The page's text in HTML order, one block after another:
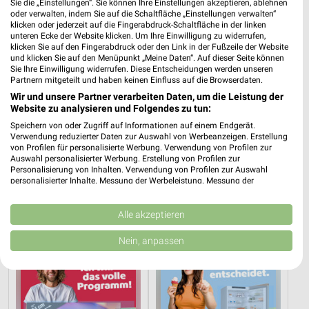
507,99 km
expert TechnoMarkt Angebote in Dachau
Dachau, Deutschland
Elektromärkte Angebote für Rosenheim und
Umgebung
4 Prospekte
ElectronicPartner ElectronicPartner
Sie die „Einstellungen“. Sie können Ihre Einstellungen akzeptieren, ablehnen
oder verwalten, indem Sie auf die Schaltfläche „Einstellungen verwalten“
klicken oder jederzeit auf die Fingerabdruck-Schaltfläche in der linken
unteren Ecke der Website klicken. Um Ihre Einwilligung zu widerrufen,
klicken Sie auf den Fingerabdruck oder den Link in der Fußzeile der Website
und klicken Sie auf den Menüpunkt „Meine Daten“. Auf dieser Seite können
Sie Ihre Einwilligung widerrufen. Diese Entscheidungen werden unseren
Partnern mitgeteilt und haben keinen Einfluss auf die Browserdaten.
Wir und unsere Partner verarbeiten Daten, um die Leistung der
Website zu analysieren und Folgendes zu tun:
Speichern von oder Zugriff auf Informationen auf einem Endgerät.
Verwendung reduzierter Daten zur Auswahl von Werbeanzeigen. Erstellung
von Profilen für personalisierte Werbung. Verwendung von Profilen zur
Auswahl personalisierter Werbung. Erstellung von Profilen zur
Personalisierung von Inhalten. Verwendung von Profilen zur Auswahl
personalisierter Inhalte. Messung der Werbeleistung. Messung der
Kombinationen von Daten aus verschiedenen Quellen. Entwicklung und
Verbesserung der Angebote. Verwendung reduzierter Daten zur Auswahl
von Inhalten.
Daten können außerhalb der Europäischen Union weitergegeben und in die
USA gesendet werden.
Website/App.
Partnerliste anzeigen (1 IAB-Anbieter)
Alle akzeptieren
Nein, anpassen